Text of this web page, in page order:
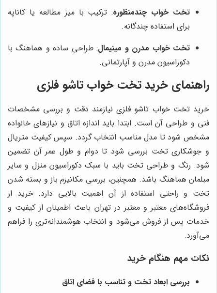
تخت خواب چندمنظوره: ترکیب با میز مطالعه یا کاناپه
برای استفاده چندگانه.
تخت خواب مدرن و مینیمال: طراحی ساده و هماهنگ با
دکوراسیون مدرن و آپارتمانی.
راهنمای خرید تخت خواب تاشو فلزی
خرید تخت خواب تاشو فلزی نیازمند دقت و بررسی مشخصات
فنی و طراحی آن است. ابتدا باید اندازه اتاق و نیازهای خانواده
مشخص شود تا مدل مناسب انتخاب گردد. سپس کیفیت متریال
و جوشکاری تخت بررسی شود تا دوام و طول عمر آن تضمین
شود. رنگ و طراحی تخت باید با سبک دکوراسیون منزل و سایر
مبلمان هماهنگ باشد. همچنین، بررسی مکانیزم باز و بسته شدن
تخت و راحتی استفاده از آن اهمیت بالایی دارد. خرید از
فروشگاه‌های معتبر و معتبر در تهران باعث اطمینان از کیفیت و
خدمات پس از فروش می‌شود و انتخاب هوشمندانه‌تری را فراهم
می‌آورد.
نکات مهم هنگام خرید
بررسی ابعاد تخت و تناسب با فضای اتاق